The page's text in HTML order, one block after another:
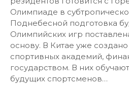
Олимпиаде в
Поднебесной подготовка
Олимпийских игр
основу. В Китае уже
спортивных академий,
государством. В них
будущих спортсменов…